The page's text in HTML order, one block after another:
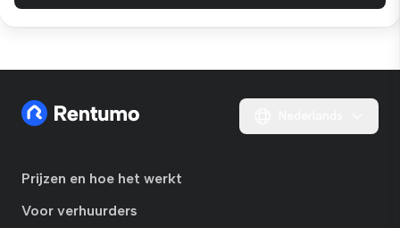
Prijzen en hoe het werkt
Voor verhuurders